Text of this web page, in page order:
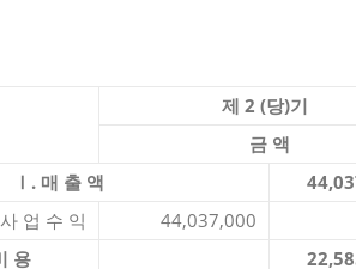
위 :
제 2 (당)기
금 액
Ⅰ. 매 출 액
익
44,037,000
용